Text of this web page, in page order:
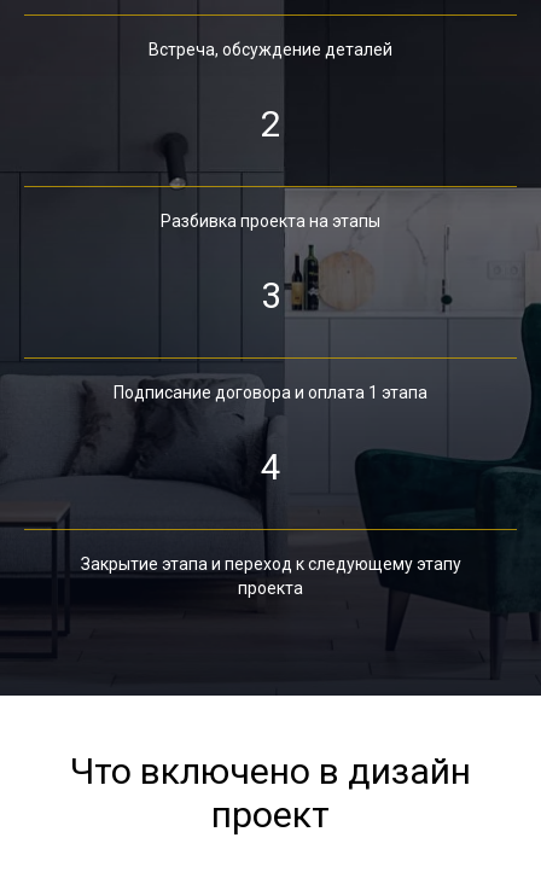
Встреча, обсуждение деталей
2
Разбивка проекта на этапы
3
Подписание договора и оплата 1 этапа
4
Закрытие этапа и переход к следующему этапу
проекта
Что включено в дизайн
проект